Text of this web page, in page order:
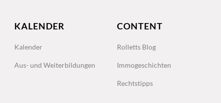
KALENDER
Kalender
Aus- und Weiterbildungen
CONTENT
Rolletts Blog
Immogeschichten
Rechtstipps